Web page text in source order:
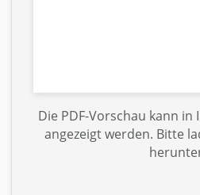
Die PDF-Vorschau kann
angezeigt werden. Bitte